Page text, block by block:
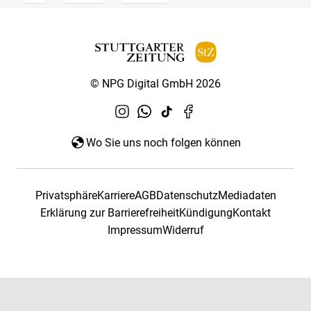
© NPG Digital GmbH 2026
Wo Sie uns noch folgen können
PrivatsphäreKarriereAGBDatenschutzMediadaten
Erklärung zur BarrierefreiheitKündigungKontakt
ImpressumWiderruf